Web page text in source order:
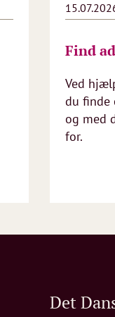
Find
Ved
du finde
og med
for.
Det